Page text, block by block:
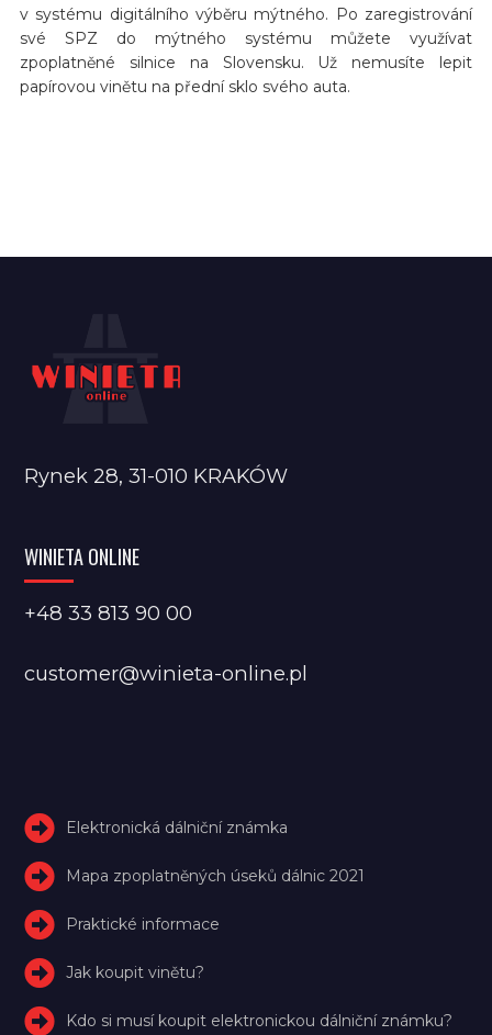
v systému digitálního výběru mýtného. Po zaregistrování
své SPZ do mýtného systému můžete využívat
zpoplatněné silnice na Slovensku. Už nemusíte lepit
papírovou vinětu na přední sklo svého auta.
Rynek 28, 31-010 KRAKÓW
WINIETA ONLINE
+48 33 813 90 00
customer@winieta-online.pl
Elektronická dálniční známka
Mapa zpoplatněných úseků dálnic 2021
Praktické informace
Jak koupit vinětu?
Kdo si musí koupit elektronickou dálniční známku?